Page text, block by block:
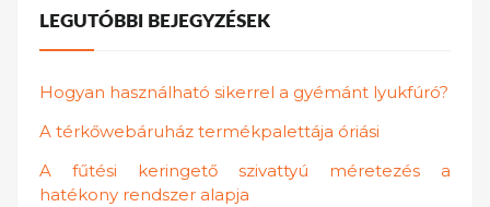
LEGUTÓBBI BEJEGYZÉSEK
Hogyan használható sikerrel a gyémánt lyukfúró?
A térkőwebáruház termékpalettája óriási
A fűtési keringető szivattyú méretezés a
hatékony rendszer alapja